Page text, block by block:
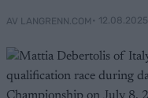
AV LANGRENN.COM • 12.08.2025